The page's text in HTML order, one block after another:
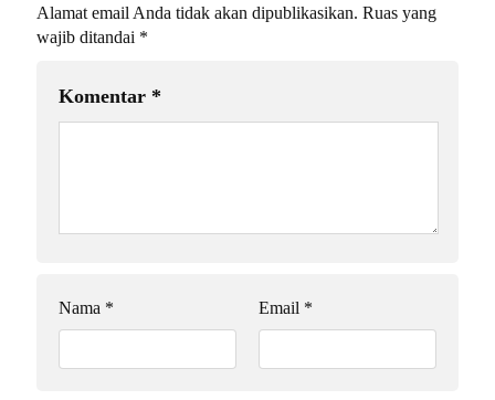
Alamat email Anda tidak akan dipublikasikan. Ruas yang
wajib ditandai *
Komentar *
Nama * Email *